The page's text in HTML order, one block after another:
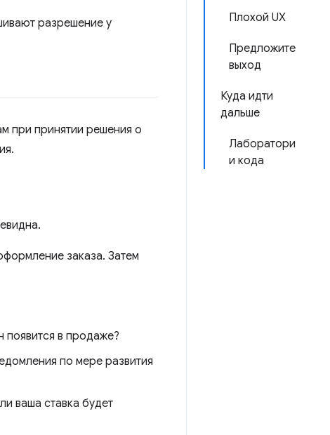
Плохой UX
Предложите
выход
Куда идти
дальше
Лаборатори
и кода
разрешение у
при принятии решения о
заказа. Затем
появится в продаже?
по мере развития
ваша ставка будет